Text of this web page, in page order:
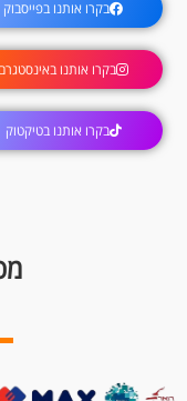
בקרו אותנו בפייסבוק
בקרו אותנו באינסטגרם
בקרו אותנו בטיקטוק